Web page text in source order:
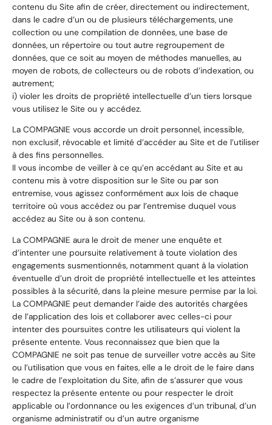
contenu du Site afin de créer, directement ou indirectement,
dans le cadre d’un ou de plusieurs téléchargements, une
collection ou une compilation de données, une base de
données, un répertoire ou tout autre regroupement de
données, que ce soit au moyen de méthodes manuelles, au
moyen de robots, de collecteurs ou de robots d’indexation, ou
autrement;
i) violer les droits de propriété intellectuelle d’un tiers lorsque
vous utilisez le Site ou y accédez.
La COMPAGNIE vous accorde un droit personnel, incessible,
non exclusif, révocable et limité d’accéder au Site et de l’utiliser
à des fins personnelles.
Il vous incombe de veiller à ce qu’en accédant au Site et au
contenu mis à votre disposition sur le Site ou par son
entremise, vous agissez conformément aux lois de chaque
territoire où vous accédez ou par l’entremise duquel vous
accédez au Site ou à son contenu.
La COMPAGNIE aura le droit de mener une enquête et
d’intenter une poursuite relativement à toute violation des
engagements susmentionnés, notamment quant à la violation
éventuelle d’un droit de propriété intellectuelle et les atteintes
possibles à la sécurité, dans la pleine mesure permise par la loi.
La COMPAGNIE peut demander l’aide des autorités chargées
de l’application des lois et collaborer avec celles-ci pour
intenter des poursuites contre les utilisateurs qui violent la
présente entente. Vous reconnaissez que bien que la
COMPAGNIE ne soit pas tenue de surveiller votre accès au Site
ou l’utilisation que vous en faites, elle a le droit de le faire dans
le cadre de l’exploitation du Site, afin de s’assurer que vous
respectez la présente entente ou pour respecter le droit
applicable ou l’ordonnance ou les exigences d’un tribunal, d’un
organisme administratif ou d’un autre organisme